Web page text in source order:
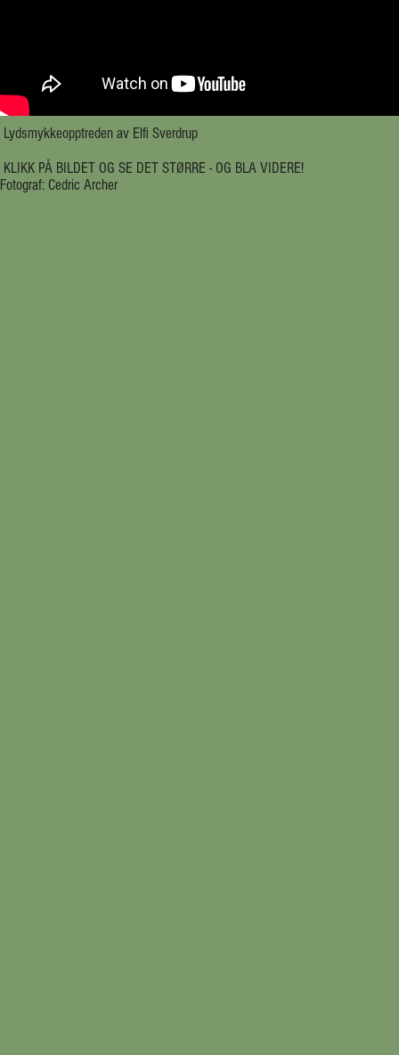
Lydsmykkeopptreden av Elfi Sverdrup
KLIKK PÅ BILDET OG SE
Fotograf: Cedric Archer